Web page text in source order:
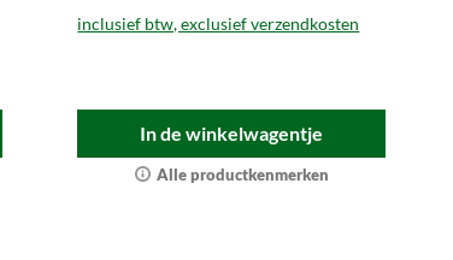
inclusief btw, exclusief verzendkosten
In de winkelwagentje
Alle productkenmerken